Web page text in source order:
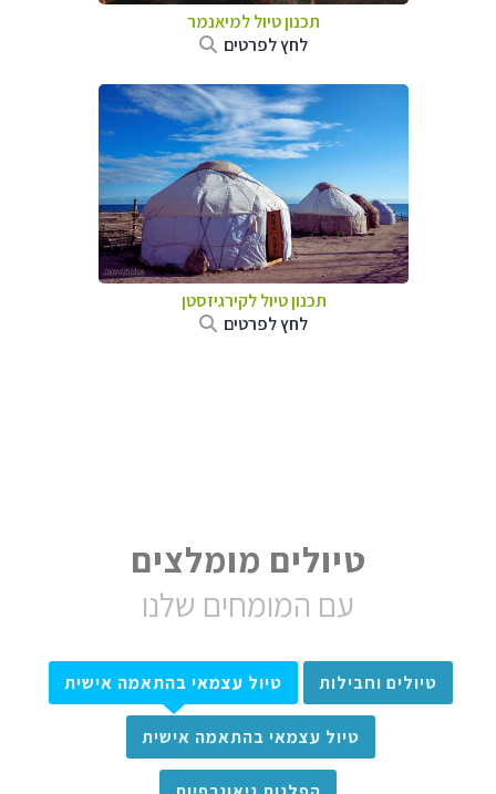
תכנון טיוללמיאנמר
לחץ לפרטים
תכנון טיוללקירגיזסטן
לחץ לפרטים
טיולים מומלצים
עם המומחים שלנו
טיולים וחבילות טיול עצמאי בהתאמה אישית
טיול עצמאי בהתאמה אישית